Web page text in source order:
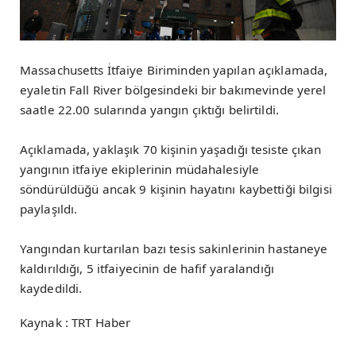
Massachusetts İtfaiye Biriminden yapılan açıklamada,
eyaletin Fall River bölgesindeki bir bakımevinde yerel
saatle 22.00 sularında yangın çıktığı belirtildi.
Açıklamada, yaklaşık 70 kişinin yaşadığı tesiste çıkan
yangının itfaiye ekiplerinin müdahalesiyle
söndürüldüğü ancak 9 kişinin hayatını kaybettiği bilgisi
paylaşıldı.
Yangından kurtarılan bazı tesis sakinlerinin hastaneye
kaldırıldığı, 5 itfaiyecinin de hafif yaralandığı
kaydedildi.
Kaynak : TRT Haber